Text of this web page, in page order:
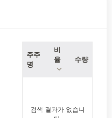
주주
명
비
율
수량
검색 결과가 없습니